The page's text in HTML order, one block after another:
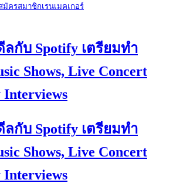
มัครสมาชิกเรนเมคเกอร์
กับ Spotify เตรียมทำ
Shows, Live Concert
กับ Spotify เตรียมทำ
Shows, Live Concert